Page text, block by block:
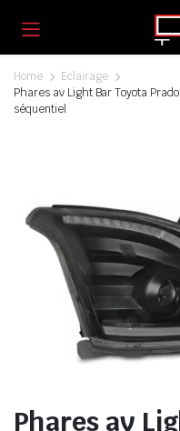
Home
Eclairage
Phares av Light Bar Toyota
séquentiel
Phares av